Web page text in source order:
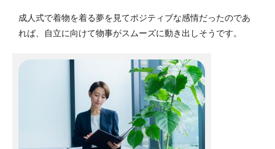
成人式で着物を着る夢を見てポジティブな感情だったのであ
れば、自立に向けて物事がスムーズに動き出しそうです。